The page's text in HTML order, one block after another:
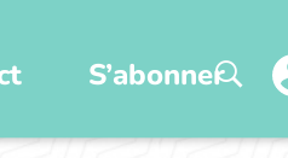
S’abonner